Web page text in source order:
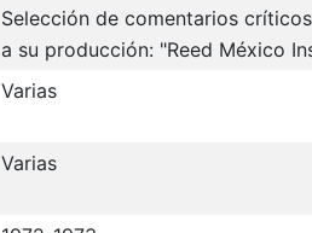
Selección de comentarios
a su producción: "Reed México
Varias
Varias